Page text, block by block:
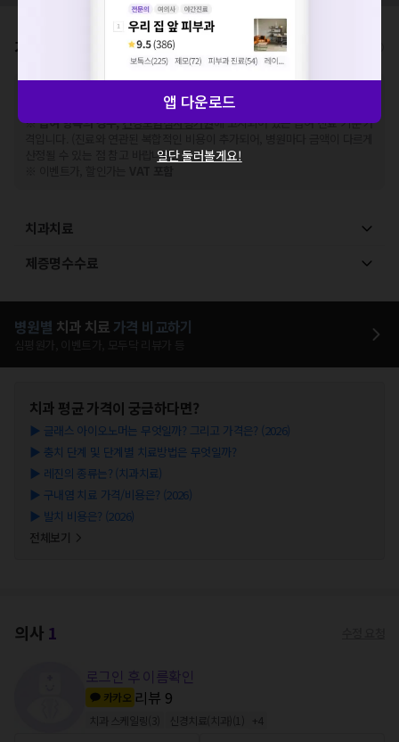
가격표 비급여/급여 진료란?
추가비용 등으로 실제 가격과 상이할 수 있으니, 정확
한 가격은 해당 의료기관에 직접 문의해주세요.
※급여 항목의 경우,건강보험심사평가원에 고지되어 있는 급여 진료 기준 가
산정될 수 있는 점 참고 바랍니다.)
치과치료
제증명수수료
병원별 치과 치료 가격 비교하기
치과 평균 가격이 궁금하다면?
▶ 글래스 아이오노머는 무엇일까? 그리고 가격은? (2026)
▶ 충치 단계 및 단계별 치료방법은 무엇일까?
▶ 레진의 종류는? (치과치료)
▶ 구내염 치료 가격/비용은? (2026)
▶ 발치 비용은? (2026)
전체보기
의사 1
로그인 후 이름확인
카카오 리뷰 9
치과 스케일링 3 신경치료(치과) + 4
앱 다운로드
일단 둘러볼게요!